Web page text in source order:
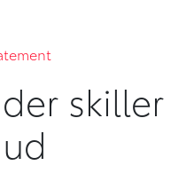
skiller